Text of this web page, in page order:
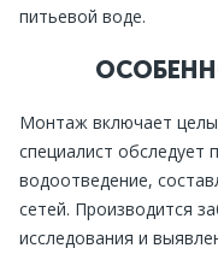
питьевой воде.
Монтаж включает
специалист
водоотведение,
сетей. Производится
исследования и